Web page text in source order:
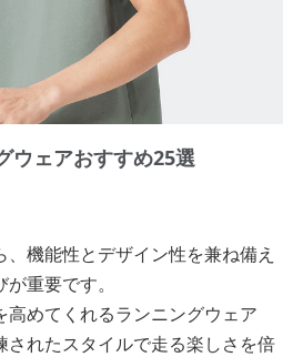
ウェアおすすめ25選
機能性とデザイン性を兼ね備え
重要です。
めてくれるランニングウェア
されたスタイルで走る楽しさを倍